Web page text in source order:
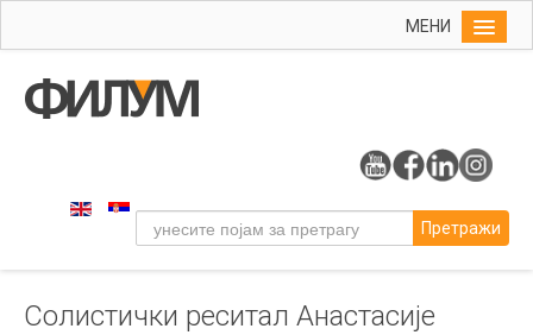
МЕНИ
Упис
Уметност
Музичка уметност
Претражи
Солистички реситал Анастасије